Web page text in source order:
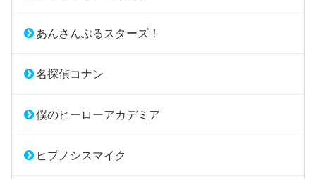
あんさんぶるスターズ！
名探偵コナン
僕のヒーローアカデミア
ヒプノシスマイク